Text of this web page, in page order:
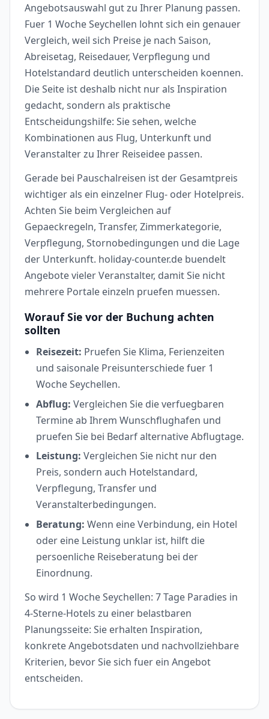
Angebotsauswahl gut zu Ihrer Planung passen.
Fuer 1 Woche Seychellen lohnt sich ein genauer
Vergleich, weil sich Preise je nach Saison,
Abreisetag, Reisedauer, Verpflegung und
Hotelstandard deutlich unterscheiden koennen.
Die Seite ist deshalb nicht nur als Inspiration
gedacht, sondern als praktische
Entscheidungshilfe: Sie sehen, welche
Kombinationen aus Flug, Unterkunft und
Veranstalter zu Ihrer Reiseidee passen.
Gerade bei Pauschalreisen ist der Gesamtpreis
wichtiger als ein einzelner Flug- oder Hotelpreis.
Achten Sie beim Vergleichen auf
Gepaeckregeln, Transfer, Zimmerkategorie,
Verpflegung, Stornobedingungen und die Lage
der Unterkunft. holiday-counter.de buendelt
Angebote vieler Veranstalter, damit Sie nicht
mehrere Portale einzeln pruefen muessen.
Worauf Sie vor der Buchung achten
sollten
Reisezeit: Pruefen Sie Klima, Ferienzeiten
und saisonale Preisunterschiede fuer 1
Woche Seychellen.
Abflug: Vergleichen Sie die verfuegbaren
Termine ab Ihrem Wunschflughafen und
pruefen Sie bei Bedarf alternative Abflugtage.
Leistung: Vergleichen Sie nicht nur den
Preis, sondern auch Hotelstandard,
Verpflegung, Transfer und
Veranstalterbedingungen.
Beratung: Wenn eine Verbindung, ein Hotel
oder eine Leistung unklar ist, hilft die
persoenliche Reiseberatung bei der
Einordnung.
So wird 1 Woche Seychellen: 7 Tage Paradies in
4-Sterne-Hotels zu einer belastbaren
Planungsseite: Sie erhalten Inspiration,
konkrete Angebotsdaten und nachvollziehbare
Kriterien, bevor Sie sich fuer ein Angebot
entscheiden.